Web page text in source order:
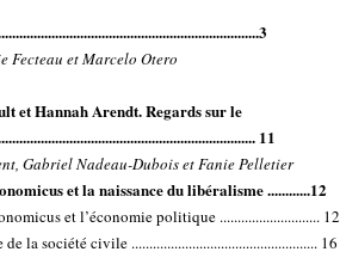
Fecteau et Marcelo Otero
et Hannah Arendt. Regards sur le
11
Gabriel Nadeau-Dubois et Fanie Pelletier
et la naissance du libéralisme ............12
et l’économie politique ............................ 12
de la société civile .................................................... 16